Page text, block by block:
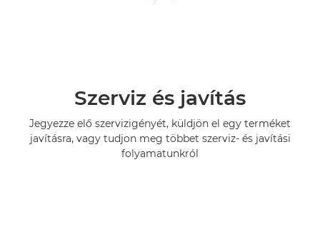
Szerviz és javítás
Jegyezze elő szervizigényét, küldjön el egy terméket
javításra, vagy tudjon meg többet szerviz- és javítási
folyamatunkról